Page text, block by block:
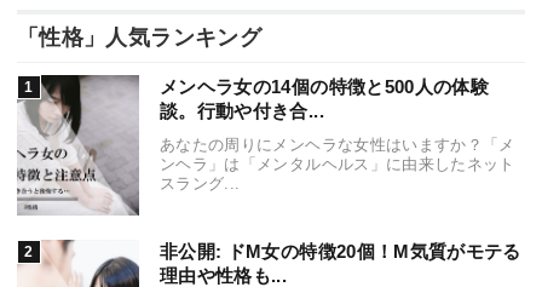
「性格」人気ランキング
メンヘラ女の14個の特徴と500人の体験
談。行動や付き合...
あなたの周りにメンヘラな女性はいますか？「メ
ンヘラ」は「メンタルヘルス」に由来したネット
スラング...
非公開: ドM女の特徴20個！M気質がモテる
理由や性格も...